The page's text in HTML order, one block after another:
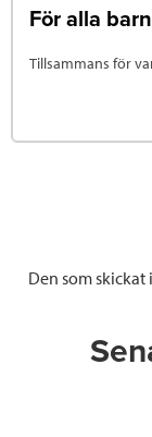
För alla
Tillsammans för
Den som